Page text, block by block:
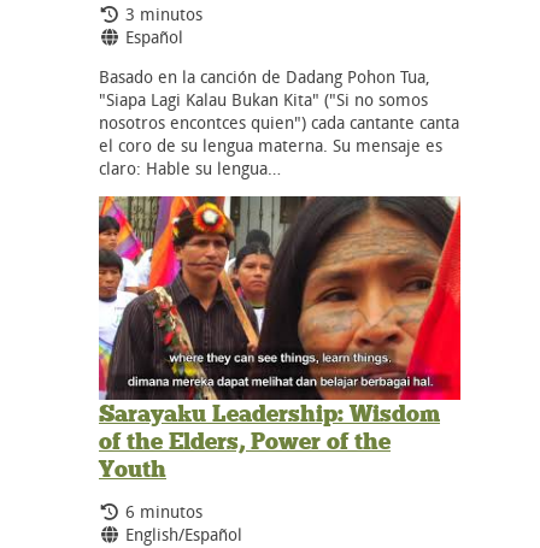
Tiempo de duración:
3 minutos
Idiomas:
Español
Basado en la canción de Dadang Pohon Tua,
"Siapa Lagi Kalau Bukan Kita" ("Si no somos
nosotros encontces quien") cada cantante canta
el coro de su lengua materna. Su mensaje es
claro: Hable su lengua…
Sarayaku Leadership: Wisdom
of the Elders, Power of the
Youth
Tiempo de duración:
6 minutos
Idiomas:
English/Español